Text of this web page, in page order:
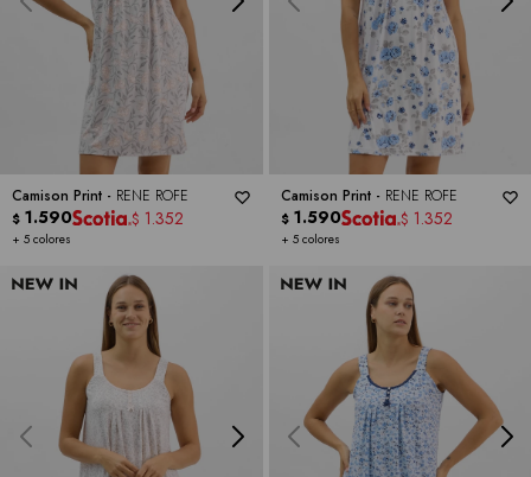
Camison Print - RENE ROFE
+ 5 colores
$ 1.590 $ 1.352
Camison Print - RENE ROFE
+ 5 colores
$ 1.590 $ 1.352